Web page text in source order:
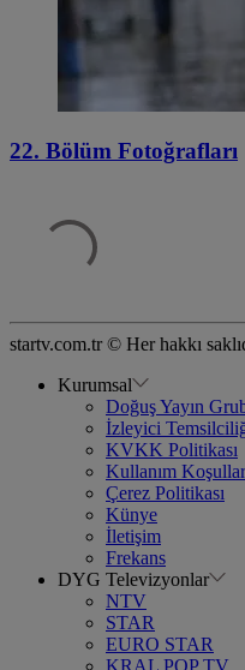
22. Bölüm Fotoğrafları
startv.com.tr © Her hakkı
Kurumsal
Doğuş Yayın
İzleyici
KVKK Politikası
Kullanım
Çerez Politikası
Künye
İletişim
Frekans
DYG Televizyonlar
NTV
STAR
EURO STAR